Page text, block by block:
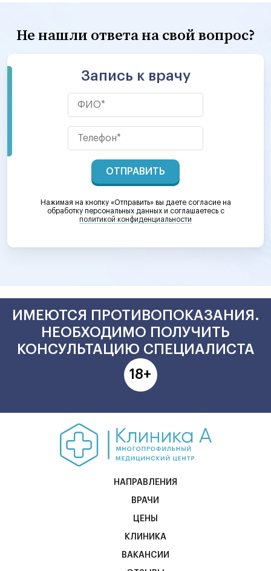
Не нашли ответа на свой вопрос?
Запись к врачу
ОТПРАВИТЬ
Нажимая на кнопку «Отправить» вы даете согласие на
обработку персональных данных и соглашаетесь c
политикой конфиденциальности
ИМЕЮТСЯ ПРОТИВОПОКАЗАНИЯ.
НЕОБХОДИМО ПОЛУЧИТЬ
КОНСУЛЬТАЦИЮ СПЕЦИАЛИСТА
18+
НАПРАВЛЕНИЯ
ВРАЧИ
ЦЕНЫ
КЛИНИКА
ВАКАНСИИ